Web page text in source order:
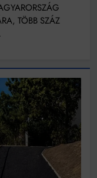
TÖBB SZÁZ